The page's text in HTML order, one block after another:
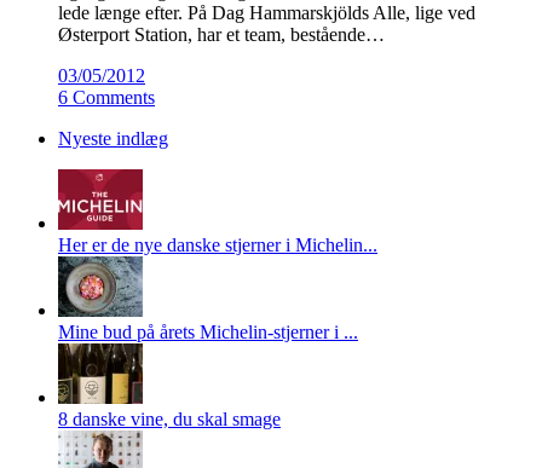
lede længe efter. På Dag Hammarskjölds Alle, lige ved
Østerport Station, har et team, bestående…
03/05/2012
6 Comments
Nyeste indlæg
Her er de nye danske stjerner i Michelin...
Mine bud på årets Michelin-stjerner i ...
8 danske vine, du skal smage